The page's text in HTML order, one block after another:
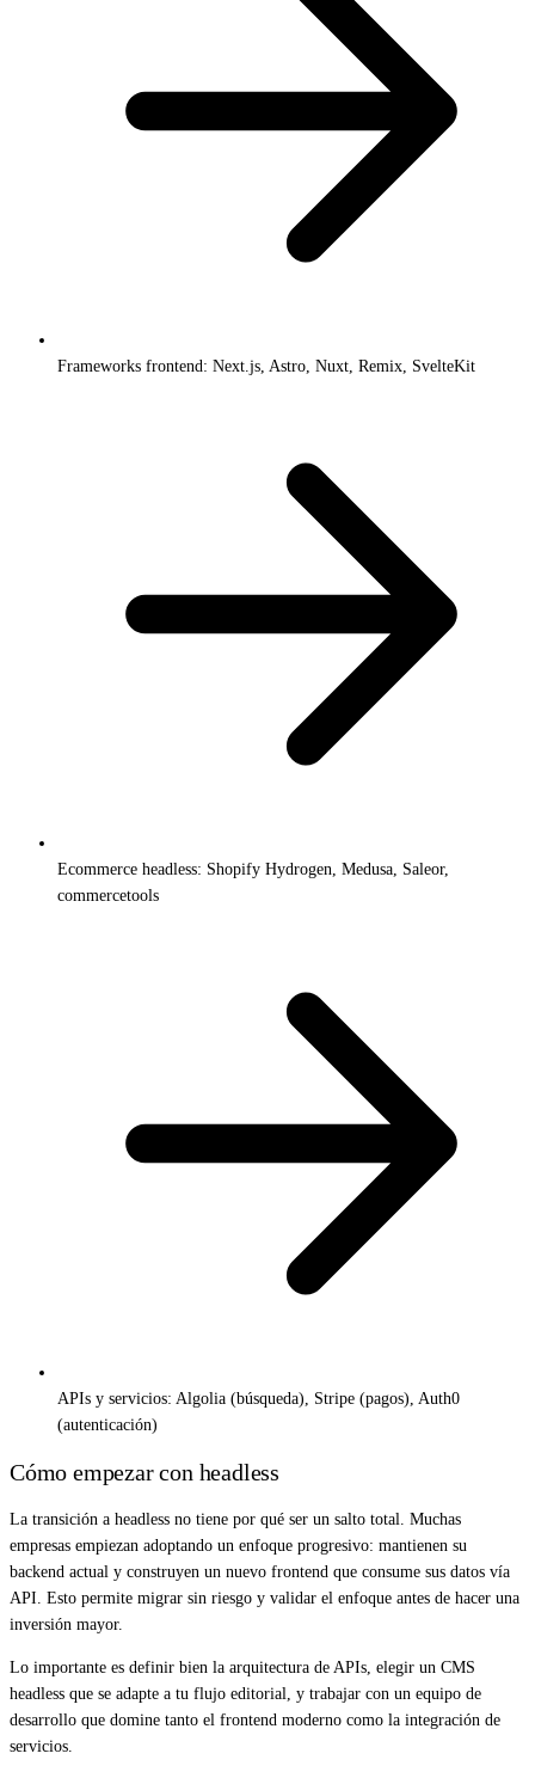
Frameworks frontend: Next.js, Astro, Nuxt, Remix, SvelteKit
Ecommerce headless: Shopify Hydrogen, Medusa, Saleor,
commercetools
APIs y servicios: Algolia (búsqueda), Stripe (pagos), Auth0
(autenticación)
Cómo empezar con headless
La transición a headless no tiene por qué ser un salto total. Muchas
empresas empiezan adoptando un enfoque progresivo: mantienen su
backend actual y construyen un nuevo frontend que consume sus datos vía
API. Esto permite migrar sin riesgo y validar el enfoque antes de hacer una
inversión mayor.
Lo importante es definir bien la arquitectura de APIs, elegir un CMS
headless que se adapte a tu flujo editorial, y trabajar con un equipo de
desarrollo que domine tanto el frontend moderno como la integración de
servicios.